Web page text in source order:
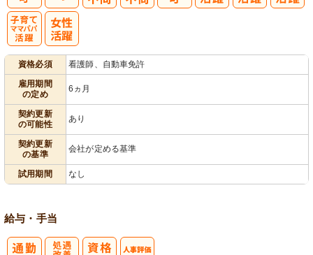
資格必須
看護師、自動車免許
雇用期間
の定め
6ヵ月
契約更新
の可能性
あり
契約更新
の基準
会社が定める基準
試用期間 なし
給与・手当